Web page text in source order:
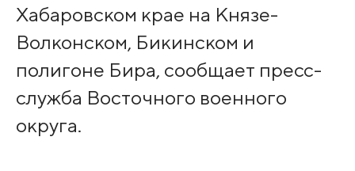
Хабаровском крае на Князе-
Волконском, Бикинском и
полигоне Бира, сообщает пресс-
служба Восточного военного
округа.